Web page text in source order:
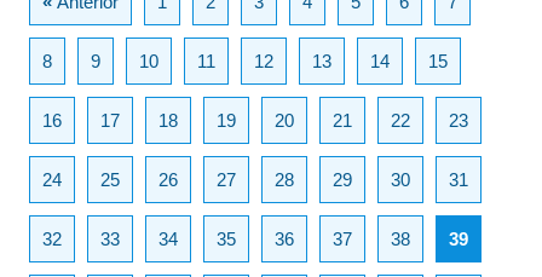
8 9 10 11 12 13 14 15
16 17 18 19 20 21 22 23
24 25 26 27 28 29 30 31
32 33 34 35 36 37 38 39